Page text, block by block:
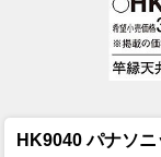
HK9040 パナソ